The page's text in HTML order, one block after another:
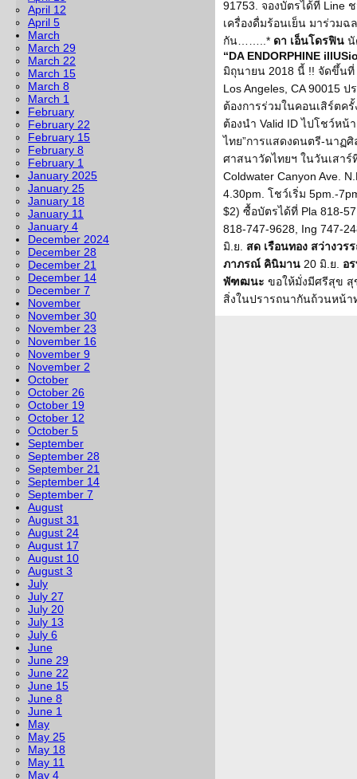
April 12
April 5
March
March 29
March 22
March 15
March 8
March 1
February
February 22
February 15
February 8
February 1
January 2025
January 25
January 18
January 11
January 4
December 2024
December 28
December 21
December 14
December 7
November
November 30
November 23
November 16
November 9
November 2
October
October 26
October 19
October 12
October 5
September
September 28
September 21
September 14
September 7
August
August 31
August 24
August 17
August 10
August 3
July
July 27
July 20
July 13
July 6
June
June 29
June 22
June 15
June 8
June 1
May
May 25
May 18
May 11
May 4
91753. จองบัตรได้ที่ Line
เครื่องดื่มร้อนเย็น มาร่วมฉ
กัน……..* ดา เอ็นโดรฟิน นั
“DA ENDORPHINE
มิถุนายน 2018 นี้ !! จัดขึ้นที่
Los Angeles, CA 90015
ต้องการร่วมในคอนเสิร์ตค
ต้องนำ Valid ID ไปโชว์ห
ไทย”การแสดงดนตรี-นาฏ
ศาสนาวัดไทยฯ ในวันเสา
Coldwater Canyon Ave.
4.30pm. โชว์เริ่ม 5pm.-
$2) ซื้อบัตรได้ที่ Pla 818-
818-747-9628, Ing 747-
มิ.ย. สด เรือนทอง สว่างวร
ภาภรณ์ คินิมาน 20 มิ.ย. อ
พัฑฒนะ ขอให้มั่งมีศรีสุข
สิ่งในปรารถนากันถ้วนหน้า